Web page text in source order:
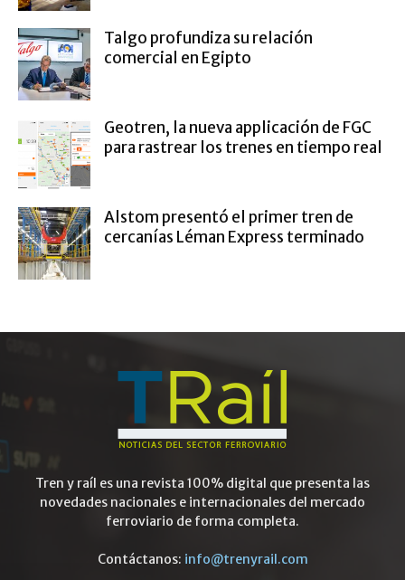
Talgo profundiza su relación
comercial en Egipto
Geotren, la nueva applicación de FGC
para rastrear los trenes en tiempo real
Alstom presentó el primer tren de
cercanías Léman Express terminado
Tren y raíl es una revista 100% digital que presenta las
novedades nacionales e internacionales del mercado
ferroviario de forma completa.
Contáctanos: info@trenyrail.com